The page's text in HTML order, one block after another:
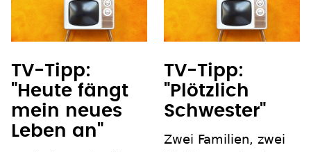
TV-Tipp:
"Heute fängt
mein neues
Leben an"
TV-Tipp:
"Plötzlich
Schwester"
Zwei Familien, zwei